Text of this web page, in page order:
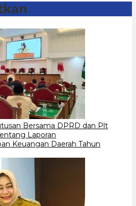
Bersama DPRD dan Plt
Laporan
Keuangan Daerah Tahun